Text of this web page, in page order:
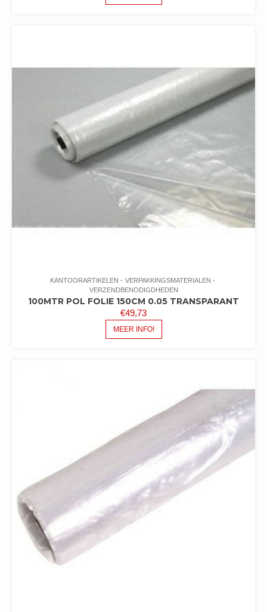
KANTOORARTIKELEN
VERPAKKINGSMATERIALEN
VERZENDBENODIGDHEDEN
100MTR POL FOLIE 150CM 0.05 TRANSPARANT
€49,73
MEER INFO!